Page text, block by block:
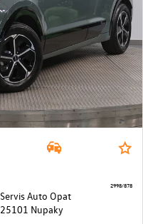
Servis Auto Opat
25101 Nupaky
2998/878